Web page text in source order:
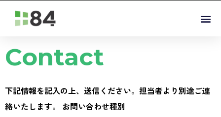
Contact
下記情報を記入の上、送信ください。担当者より別途ご連
絡いたします。 お問い合わせ種別